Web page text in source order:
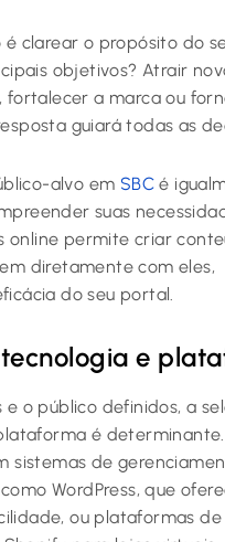
clarear o propósito do
objetivos? Atrair
fortalecer a marca ou
guiará todas as
alvo em SBC é
suas
online permite criar
diretamente com eles,
do seu portal.
e
e o público definidos, a
é
sistemas de
WordPress, que
ou plataformas